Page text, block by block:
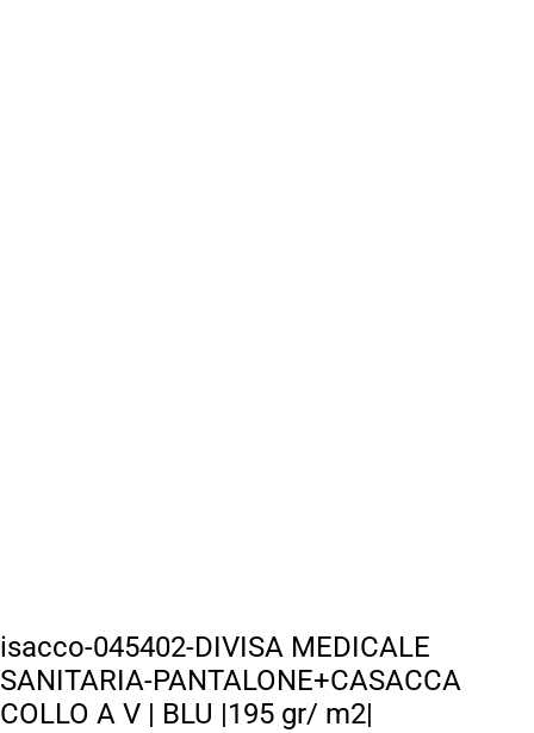
isacco-045402-DIVISA MEDICALE
SANITARIA-PANTALONE+CASACCA
COLLO A V | BLU |195 gr/ m2|